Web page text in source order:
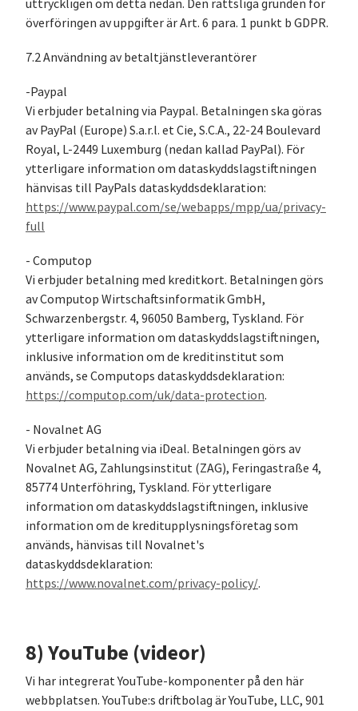
uttryckligen om detta nedan. Den rättsliga grunden för
överföringen av uppgifter är Art. 6 para. 1 punkt b GDPR.
7.2 Användning av betaltjänstleverantörer
-Paypal
Vi erbjuder betalning via Paypal. Betalningen ska göras
av PayPal (Europe) S.a.r.l. et Cie, S.C.A., 22-24 Boulevard
Royal, L-2449 Luxemburg (nedan kallad PayPal). För
ytterligare information om dataskyddslagstiftningen
hänvisas till PayPals dataskyddsdeklaration:
https://www.paypal.com/se/webapps/mpp/ua/privacy-
full
- Computop
Vi erbjuder betalning med kreditkort. Betalningen görs
av Computop Wirtschaftsinformatik GmbH,
Schwarzenbergstr. 4, 96050 Bamberg, Tyskland. För
ytterligare information om dataskyddslagstiftningen,
inklusive information om de kreditinstitut som
används, se Computops dataskyddsdeklaration:
https://computop.com/uk/data-protection.
- Novalnet AG
Vi erbjuder betalning via iDeal. Betalningen görs av
Novalnet AG, Zahlungsinstitut (ZAG), Feringastraße 4,
85774 Unterföhring, Tyskland. För ytterligare
information om dataskyddslagstiftningen, inklusive
information om de kreditupplysningsföretag som
används, hänvisas till Novalnet's
dataskyddsdeklaration:
https://www.novalnet.com/privacy-policy/.
8) YouTube (videor)
Vi har integrerat YouTube-komponenter på den här
webbplatsen. YouTube:s driftbolag är YouTube, LLC, 901